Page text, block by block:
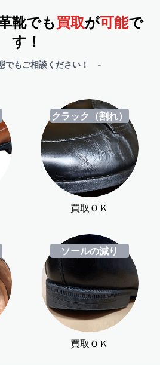
靴でも買取が可能で
す！
でもご相談ください！ -
クラック（割れ）
買取ＯＫ
ソールの減り
買取ＯＫ